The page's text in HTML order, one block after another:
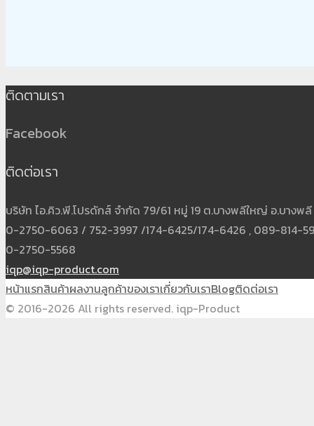
ติดตามเรา
Facebook
ติดต่อเรา
บริษัท ไอ.คิว.พี.โปรดักส์ จำกัด 79/61 หมู่ 19 ต.บางพลีใหญ่ อ.บางพ
0-2750-6063 / 752-3997 /174-6425/174-6426 , 089-814-
0-2750-5568
iqp@iqp-product.com
หน้าแรกสินค้าผลงานลูกค้าของเราเกี่ยวกับเราBlogติดต่อเรา
© 2016-2026 All rights reserved. iqp-Product